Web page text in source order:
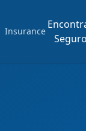
Insurance
Seguro